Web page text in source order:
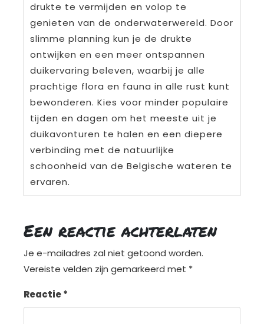
drukte te vermijden en volop te
genieten van de onderwaterwereld. Door
slimme planning kun je de drukte
ontwijken en een meer ontspannen
duikervaring beleven, waarbij je alle
prachtige flora en fauna in alle rust kunt
bewonderen. Kies voor minder populaire
tijden en dagen om het meeste uit je
duikavonturen te halen en een diepere
verbinding met de natuurlijke
schoonheid van de Belgische wateren te
ervaren.
Een reactie achterlaten
Je e-mailadres zal niet getoond worden.
Vereiste velden zijn gemarkeerd met *
Reactie*